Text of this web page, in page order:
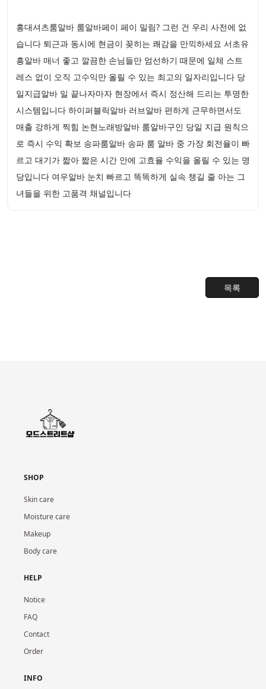
홍대셔츠룸알바 룸알바페이 페이 밀림? 그런 건 우리 사전에 없
습니다 퇴근과 동시에 현금이 꽂히는 쾌감을 만끽하세요 서초유
흥알바 매너 좋고 깔끔한 손님들만 엄선하기 때문에 일체 스트
레스 없이 오직 고수익만 올릴 수 있는 최고의 일자리입니다 당
일지급알바 일 끝나자마자 현장에서 즉시 정산해 드리는 투명한
시스템입니다 하이퍼블릭알바 러브알바 편하게 근무하면서도
매출 강하게 찍힘 논현노래방알바 룸알바구인 당일 지급 원칙으
로 즉시 수익 확보 송파룸알바 송파 룸 알바 중 가장 회전율이 빠
르고 대기가 짧아 짧은 시간 안에 고효율 수익을 올릴 수 있는 명
당입니다 여우알바 눈치 빠르고 똑똑하게 실속 챙길 줄 아는 그
녀들을 위한 고품격 채널입니다
목록
SHOP
Skin care
Moisture care
Makeup
Body care
HELP
Notice
FAQ
Contact
Order
INFO